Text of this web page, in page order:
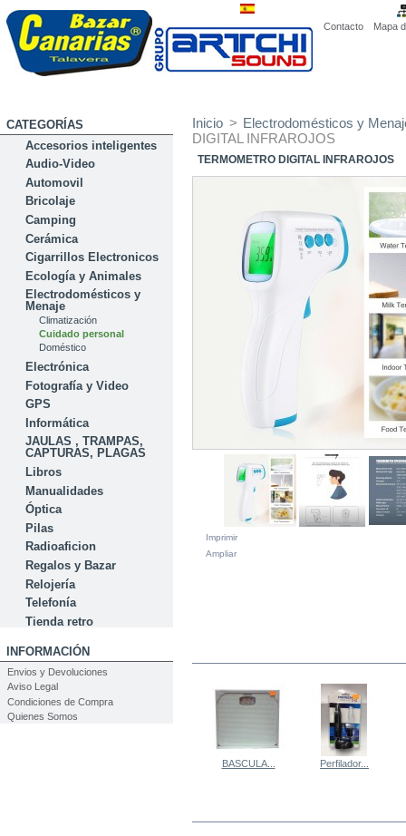
Contacto Mapa
CATEGORÍAS
Accesorios inteligentes
Audio-Video
Automovil
Bricolaje
Camping
Cerámica
Cigarrillos Electronicos
Ecología y Animales
Electrodomésticos y
Menaje
Climatización
Cuidado personal
Doméstico
Electrónica
Fotografía y Video
GPS
Informática
JAULAS , TRAMPAS,
CAPTURAS, PLAGAS
Libros
Manualidades
Óptica
Pilas
Radioaficion
Regalos y Bazar
Relojería
Telefonía
Tienda retro
INFORMACIÓN
Envios y Devoluciones
Aviso Legal
Condiciones de Compra
Quienes Somos
Inicio > Electrodomésticos y
DIGITAL INFRAROJOS
TERMOMETRO DIGITAL INFRAROJOS
Imprimir
Ampliar
BASCULA... Perfilador...